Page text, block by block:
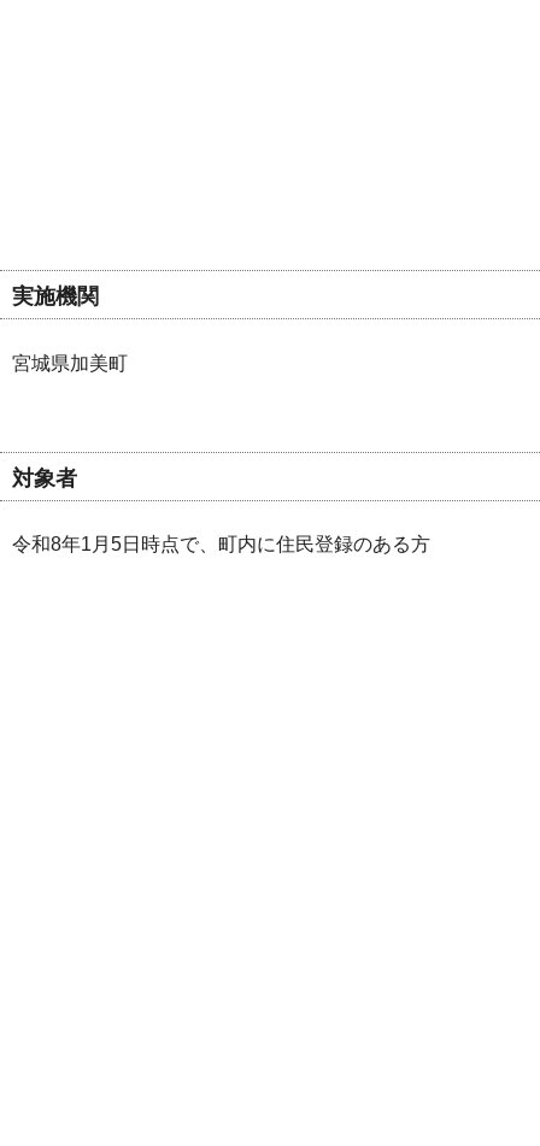
実施機関
宮城県加美町
対象者
令和8年1月5日時点で、町内に住民登録のある方